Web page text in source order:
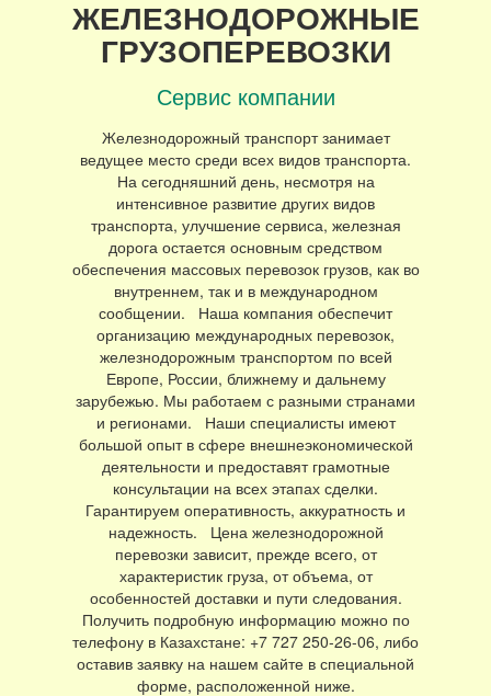
ЖЕЛЕЗНОДОРОЖНЫЕ
ГРУЗОПЕРЕВОЗКИ
Сервис компании
Железнодорожный транспорт занимает
ведущее место среди всех видов транспорта.
На сегодняшний день, несмотря на
интенсивное развитие других видов
транспорта, улучшение сервиса, железная
дорога остается основным средством
обеспечения массовых перевозок грузов, как во
внутреннем, так и в международном
сообщении. Наша компания обеспечит
организацию международных перевозок,
железнодорожным транспортом по всей
Европе, России, ближнему и дальнему
зарубежью. Мы работаем с разными странами
и регионами. Наши специалисты имеют
большой опыт в сфере внешнеэкономической
деятельности и предоставят грамотные
консультации на всех этапах сделки.
Гарантируем оперативность, аккуратность и
надежность. Цена железнодорожной
перевозки зависит, прежде всего, от
характеристик груза, от объема, от
особенностей доставки и пути следования.
Получить подробную информацию можно по
телефону в Казахстане: +7 727 250-26-06, либо
оставив заявку на нашем сайте в специальной
форме, расположенной ниже.